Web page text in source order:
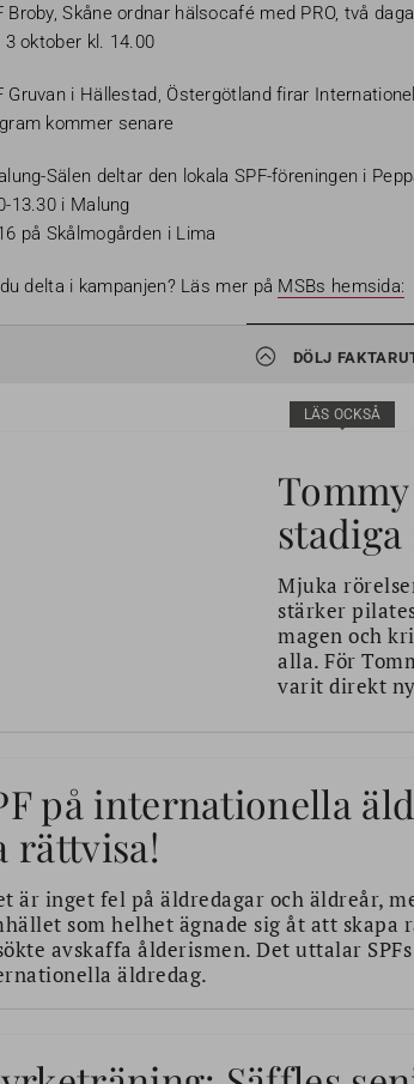
Broby, Skåne ordnar hälsocafé med PRO, två
3 oktober kl. 14.00
Gruvan i Hällestad, Östergötland firar
kommer senare
Sälen deltar den lokala SPF-föreningen i
13.30 i Malung
på Skålmogården i Lima
delta i kampanjen? Läs mer på MSBs hemsida:
DÖLJ
LÄS OCKSÅ
Mjuka
stärker
magen och
alla. För
varit direkt
på internationella
rättvisa!
är inget fel på äldredagar och äldreår,
som helhet ägnade sig åt att skapa
avskaffa ålderismen. Det uttalar
äldredag.